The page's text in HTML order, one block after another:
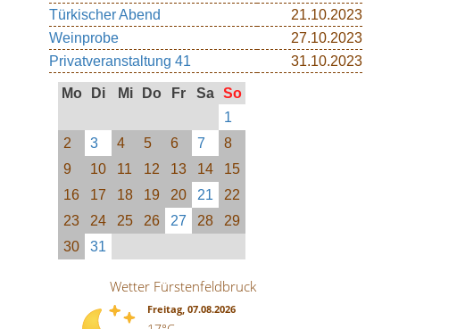
Türkischer Abend
21.10.2023
Weinprobe
27.10.2023
Privatveranstaltung 41
31.10.2023
Mo Di Mi Do Fr Sa So
1
2
3 4 5 6 7
8
9
10 11 12 13 14
15
16
17 18 19 20 21
22
23
24 25 26 27 28
29
30
31
Wetter Fürstenfeldbruck
Freitag, 07.08.2026